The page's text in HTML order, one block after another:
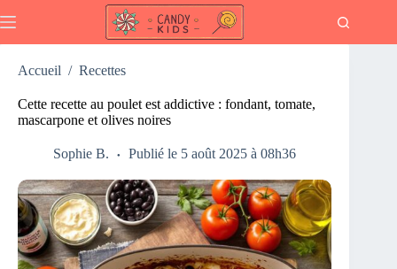
au
Accueil / Recettes
Cette recette au poulet est addictive : fondant, tomate,
mascarpone et olives noires
Sophie B. Publié le 5 août 2025 à 08h36